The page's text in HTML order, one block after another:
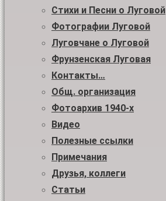
Стихи и Песни о Луговой
Фотографии Луговой
Луговчане о Луговой
Фрунзенская Луговая
Контакты…
Общ. организация
Фотоархив 1940-х
Видео
Полезные ссылки
Примечания
Друзья, коллеги
Статьи